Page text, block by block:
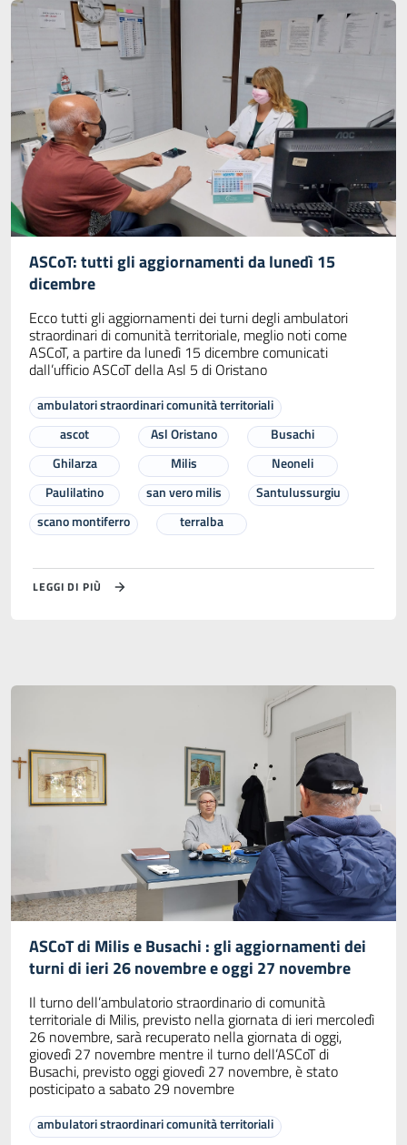
ASCoT: tutti gli aggiornamenti da lunedì 15
dicembre
Ecco tutti gli aggiornamenti dei turni degli ambulatori
straordinari di comunità territoriale, meglio noti come
ASCoT, a partire da lunedì 15 dicembre comunicati
dall’ufficio ASCoT della Asl 5 di Oristano
ambulatori straordinari comunità territoriali
ascot
Asl Oristano
Busachi
Ghilarza
Milis
Neoneli
Paulilatino
san vero milis
Santulussurgiu
scano montiferro
terralba
LEGGI DI PIÙ
ASCoT di Milis e Busachi : gli aggiornamenti dei
turni di ieri 26 novembre e oggi 27 novembre
Il turno dell’ambulatorio straordinario di comunità
territoriale di Milis, previsto nella giornata di ieri mercoledì
26 novembre, sarà recuperato nella giornata di oggi,
giovedì 27 novembre mentre il turno dell’ASCoT di
Busachi, previsto oggi giovedì 27 novembre, è stato
posticipato a sabato 29 novembre
ambulatori straordinari comunità territoriali